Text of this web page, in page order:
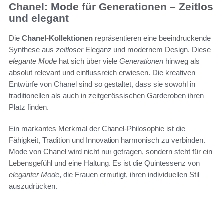
Chanel: Mode für Generationen – Zeitlos
und elegant
Die Chanel-Kollektionen repräsentieren eine beeindruckende
Synthese aus zeitloserEleganz und modernem Design. Diese
elegante Mode hat sich über viele Generationen hinweg als
absolut relevant und einflussreich erwiesen. Die kreativen
Entwürfe von Chanel sind so gestaltet, dass sie sowohl in
traditionellen als auch in zeitgenössischen Garderoben ihren
Platz finden.
Ein markantes Merkmal der Chanel-Philosophie ist die
Fähigkeit, Tradition und Innovation harmonisch zu verbinden.
Mode von Chanel wird nicht nur getragen, sondern steht für ein
Lebensgefühl und eine Haltung. Es ist die Quintessenz von
eleganter Mode, die Frauen ermutigt, ihren individuellen Stil
auszudrücken.